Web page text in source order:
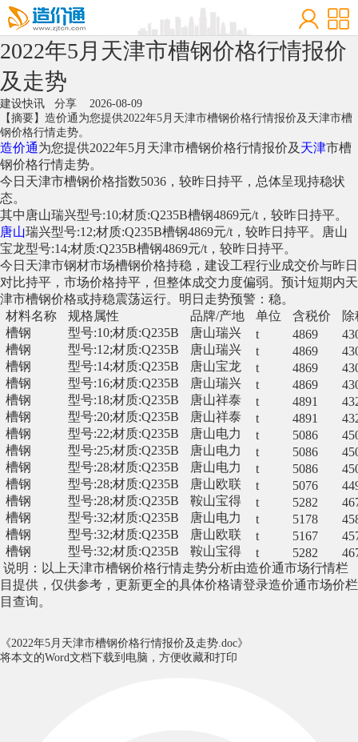
2022年5月天津市槽钢价格行情报价
及走势
建设快讯 分享 2026-08-09
【摘要】造价通为您提供2022年5月天津市槽钢价格行情报价及天津市槽
钢价格行情走势。
造价通为您提供2022年5月天津市槽钢价格行情报价及 天津市槽
钢价格行情走势。
今日天津市槽钢价格指数5036，较昨日持平，总体呈现持稳状
态。
其中唐山瑞兴型号:10;材质:Q235B槽钢4869元/t，较昨日持平。
唐山瑞兴型号:12;材质:Q235B槽钢4869元/t，较昨日持平。唐山
宝龙型号:14;材质:Q235B槽钢4869元/t，较昨日持平。
今日天津市钢材市场槽钢价格持稳，建设工程行业成交价与昨日
对比持平，市场价格持平，但整体成交力度偏弱。预计短期内天
津市槽钢价格或持稳震荡运行。明日走势预警：稳。
材料名称
规格属性 品牌/产地 单位 含税价
槽钢
型号:10;材质:Q235B 唐山瑞兴 t 4869
槽钢
型号:12;材质:Q235B 唐山瑞兴 t 4869
槽钢
型号:14;材质:Q235B 唐山宝龙 t 4869
槽钢
型号:16;材质:Q235B 唐山瑞兴 t 4869
槽钢
型号:18;材质:Q235B 唐山祥泰 t 4891
槽钢
型号:20;材质:Q235B 唐山祥泰 t 4891
槽钢
型号:22;材质:Q235B 唐山电力 t 5086
槽钢
型号:25;材质:Q235B 唐山电力 t 5086
槽钢
型号:28;材质:Q235B 唐山电力 t 5086
槽钢
型号:28;材质:Q235B 唐山欧联 t 5076
槽钢
型号:28;材质:Q235B 鞍山宝得 t 5282
槽钢
型号:32;材质:Q235B 唐山电力 t 5178
槽钢
型号:32;材质:Q235B 唐山欧联 t 5167
槽钢
型号:32;材质:Q235B 鞍山宝得 t 5282
说明：以上天津市槽钢价格行情走势分析由造价通市场行情栏
目提供 ，仅供参考， 更新更全的具体价格请登录造价通市场价栏
目查询。
《2022年5月天津市槽钢价格行情报价及走势.doc》
将本文的Word文档下载到电脑，方便收藏和打印